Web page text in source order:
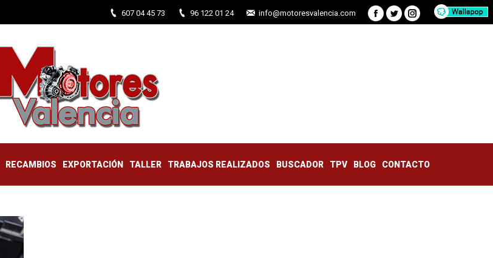
607 04 45 73 96 122 01 24 info@motoresvalencia.com
Facebook
TwitterInstagram
RECAMBIOS EXPORTACIÓN TALLER TRABAJOS REALIZADOS BUSCADOR TPV BLOG CONTACTO
OCASIÓN RECAMBIOS EXPORTACIÓN TALLER TRABAJOS REALIZADOS BUSCADOR TPV BLOG CONTACTO